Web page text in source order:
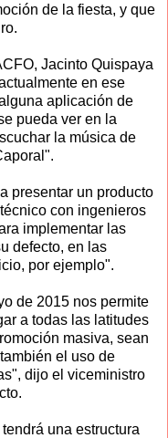
de la fiesta, y que
Jacinto Quispaya
en ese
aplicación de
pueda ver en la
la música de
presentar un producto
con ingenieros
implementar las
defecto, en las
por ejemplo".
de 2015 nos permite
a todas las latitudes
masiva, sean
el uso de
dijo el viceministro
una estructura